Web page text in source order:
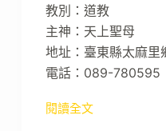
教別：道教
主神：天上聖母
地址：臺東縣太麻里
電話：089-780595
閱讀全文